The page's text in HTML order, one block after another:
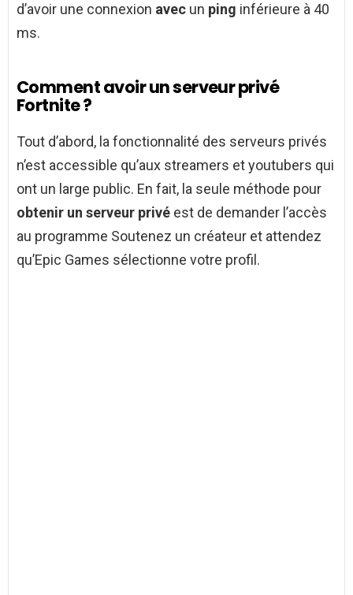
d’avoir une connexion avec un ping inférieure à 40
ms.
Comment avoir un serveur privé
Fortnite ?
Tout d’abord, la fonctionnalité des serveurs privés
n’est accessible qu’aux streamers et youtubers qui
ont un large public. En fait, la seule méthode pour
obtenir un serveur privé est de demander l’accès
au programme Soutenez un créateur et attendez
qu’Epic Games sélectionne votre profil.